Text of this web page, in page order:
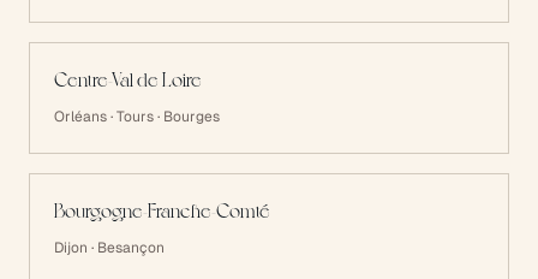
Centre-Val de Loire
Orléans · Tours · Bourges
Bourgogne-Franche-Comté
Dijon · Besançon